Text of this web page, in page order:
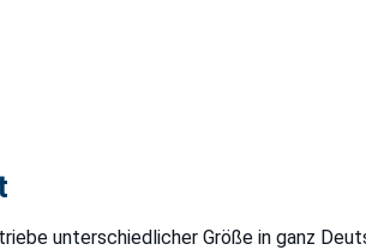
unterschiedlicher Größe in ganz